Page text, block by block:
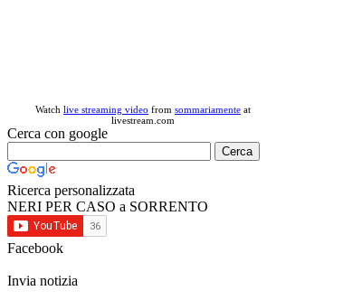
Watch live streaming video from sommariamente at
livestream.com
Cerca con google
Ricerca personalizzata
NERI PER CASO a SORRENTO
Facebook
Invia notizia